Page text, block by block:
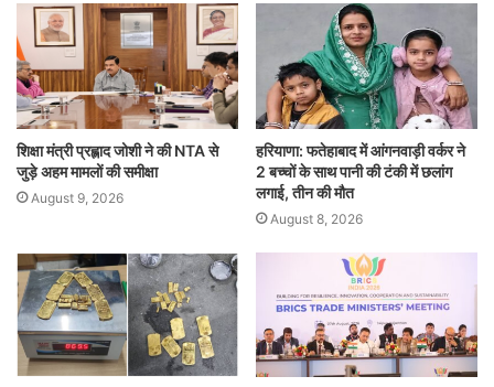
शिक्षा मंत्री प्रह्लाद जोशी ने की NTA से
जुड़े अहम मामलों की समीक्षा
August 9, 2026
हरियाणा: फतेहाबाद में आंगनवाड़ी वर्कर ने
2 बच्चों के साथ पानी की टंकी में छलांग
लगाई, तीन की मौत
August 8, 2026